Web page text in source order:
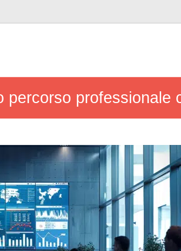
percorso professionale